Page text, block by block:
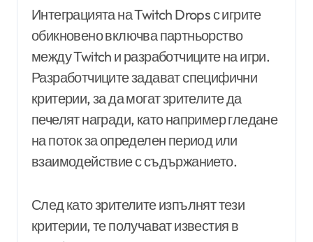
Интеграцията на Twitch Drops с игрите
обикновено включва партньорство
между Twitch и разработчиците на игри.
Разработчиците задават специфични
критерии, за да могат зрителите да
печелят награди, като например гледане
на поток за определен период или
взаимодействие с съдържанието.
След като зрителите изпълнят тези
критерии, те получават известия в